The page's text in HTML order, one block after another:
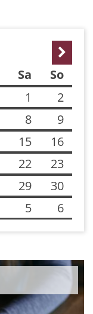
Sa
So
1
2
8
9
15
16
22
23
29
30
5 6